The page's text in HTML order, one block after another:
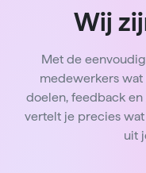
Wij
Met de
medewerkers
doelen, feedback
vertelt je precies
uit